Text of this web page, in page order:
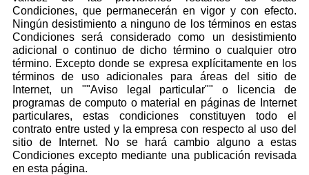
Condiciones, que permanecerán en vigor y con efecto.
Ningún desistimiento a ninguno de los términos en estas
Condiciones será considerado como un desistimiento
adicional o continuo de dicho término o cualquier otro
término. Excepto donde se expresa explícitamente en los
términos de uso adicionales para áreas del sitio de
Internet, un ""Aviso legal particular"" o licencia de
programas de computo o material en páginas de Internet
particulares, estas condiciones constituyen todo el
contrato entre usted y la empresa con respecto al uso del
sitio de Internet. No se hará cambio alguno a estas
Condiciones excepto mediante una publicación revisada
en esta página.